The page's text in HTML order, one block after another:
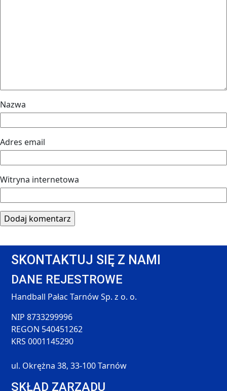
Nazwa
Adres email
Witryna internetowa
SKONTAKTUJ SIĘ Z NAMI
DANE REJESTROWE
Handball Pałac Tarnów Sp. z o. o.
NIP 8733299996
REGON 540451262
KRS 0001145290
ul. Okrężna 38, 33-100 Tarnów
SKŁAD ZARZĄDU